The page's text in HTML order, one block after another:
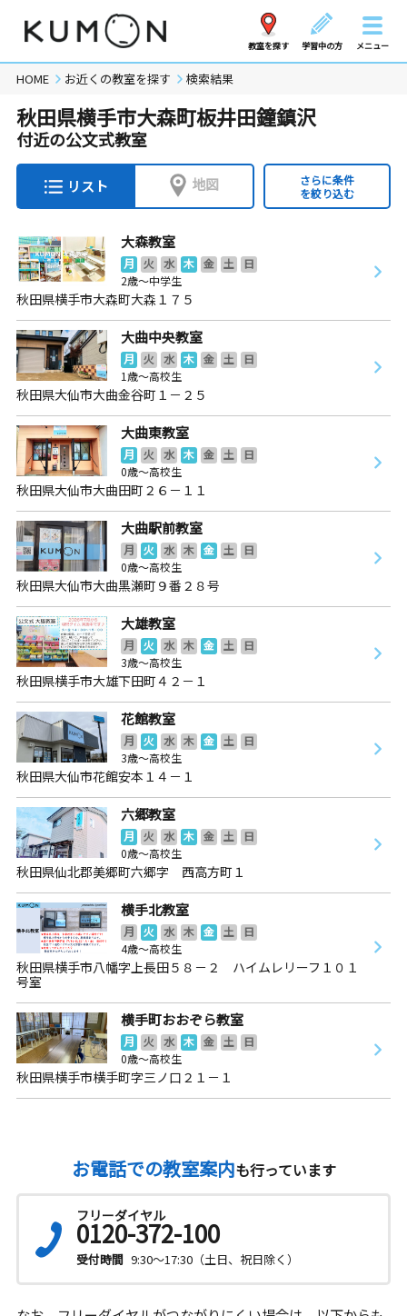
教室を探す 学習中の方 メニュー
HOME お近くの教室を探す 検索結果
秋田県横手市大森町板井田鐘鎮沢
付近の公文式教室
リスト 地図
さらに条件
を絞り込む
大森教室
月 火 水 木 金 土
日
2歳～中学生
秋田県横手市大森町大森１７５
大曲中央教室
月 火 水 木 金 土
日
1歳～高校生
秋田県大仙市大曲金谷町１－２５
大曲東教室
月 火 水 木 金 土
日
0歳～高校生
秋田県大仙市大曲田町２６－１１
大曲駅前教室
月 火 水 木 金 土
日
0歳～高校生
秋田県大仙市大曲黒瀬町９番２８号
大雄教室
月 火 水 木 金 土
日
3歳～高校生
秋田県横手市大雄下田町４２－１
花館教室
月 火 水 木 金 土
日
3歳～高校生
秋田県大仙市花館安本１４－１
六郷教室
月 火 水 木 金 土
日
0歳～高校生
秋田県仙北郡美郷町六郷字 西高方町１
横手北教室
月 火 水 木 金 土
日
4歳～高校生
秋田県横手市八幡字上長田５８－２ ハイムレリーフ１０１
号室
横手町おおぞら教室
月 火 水 木 金 土
日
0歳～高校生
秋田県横手市横手町字三ノ口２１－１
お電話での教室案内も行っています
フリーダイヤル
0120-372-100
受付時間 9:30～17:30（土日、祝日除く）